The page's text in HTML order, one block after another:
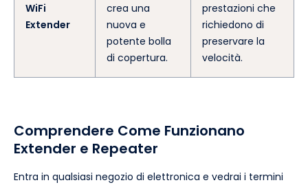
WiFi
Extender
crea una
nuova e
potente bolla
di copertura.
prestazioni che
richiedono di
preservare la
velocità.
Comprendere Come Funzionano
Extender e Repeater
Entra in qualsiasi negozio di elettronica e vedrai i termini